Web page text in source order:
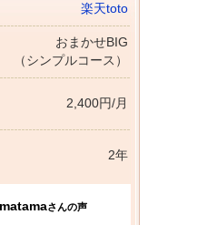
楽天toto
おまかせBIG
（シンプルコース）
2,400円/月
2年
さんの声